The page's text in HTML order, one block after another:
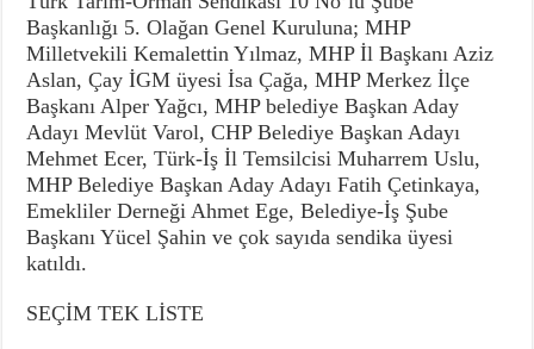
Başkanlığı 5. Olağan Genel Kuruluna; MHP
Milletvekili Kemalettin Yılmaz, MHP İl Başkanı Aziz
Aslan, Çay İGM üyesi İsa Çağa, MHP Merkez İlçe
Başkanı Alper Yağcı, MHP belediye Başkan Aday
Adayı Mevlüt Varol, CHP Belediye Başkan Adayı
Mehmet Ecer, Türk-İş İl Temsilcisi Muharrem Uslu,
MHP Belediye Başkan Aday Adayı Fatih Çetinkaya,
Emekliler Derneği Ahmet Ege, Belediye-İş Şube
Başkanı Yücel Şahin ve çok sayıda sendika üyesi
katıldı.
SEÇİM TEK LİSTE